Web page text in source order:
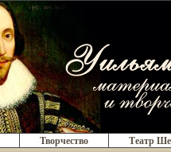
Творчество
Театр